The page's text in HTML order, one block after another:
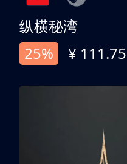
纵横秘湾
25%
¥ 111.75